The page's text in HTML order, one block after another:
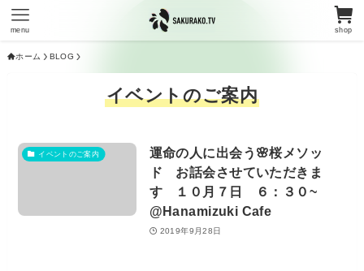
shop
menu
ホーム BLOG
イベントのご案内
イベントのご案内
運命の人に出会う🌸桜メソッ
ド お話会させていただきま
す １０月７日 ６：３０~
@Hanamizuki Cafe
2019年9月28日